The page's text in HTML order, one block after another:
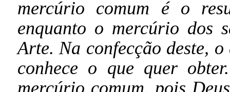
mercúrio comum é o
enquanto o mercúrio dos
Arte. Na confecção deste,
conhece o que quer
mercúrio comum, pois